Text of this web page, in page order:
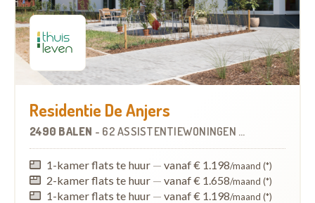
Residentie De Anjers
2490 BALEN - 62 ASSISTENTIEWONINGEN OP
1-kamer flats te huur — vanaf € 1.198/maand (*)
2-kamer flats te huur — vanaf € 1.658/maand (*)
1-kamer flats te huur — vanaf € 1.198/maand (*)